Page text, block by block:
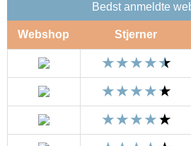
Bedst anmeldte
Webshop Stjerner